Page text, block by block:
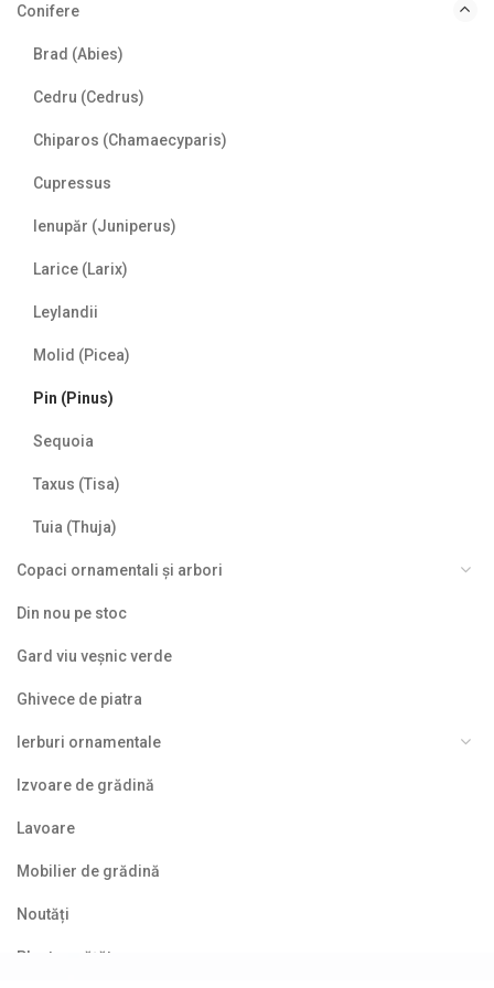
Conifere
Brad (Abies)
Cedru (Cedrus)
Chiparos (Chamaecyparis)
Cupressus
Ienupăr (Juniperus)
Larice (Larix)
Leylandii
Molid (Picea)
Pin (Pinus)
Sequoia
Taxus (Tisa)
Tuia (Thuja)
Copaci ornamentali și arbori
Din nou pe stoc
Gard viu veșnic verde
Ghivece de piatra
Ierburi ornamentale
Izvoare de grădină
Lavoare
Mobilier de grădină
Noutăți
Plante agățătoare